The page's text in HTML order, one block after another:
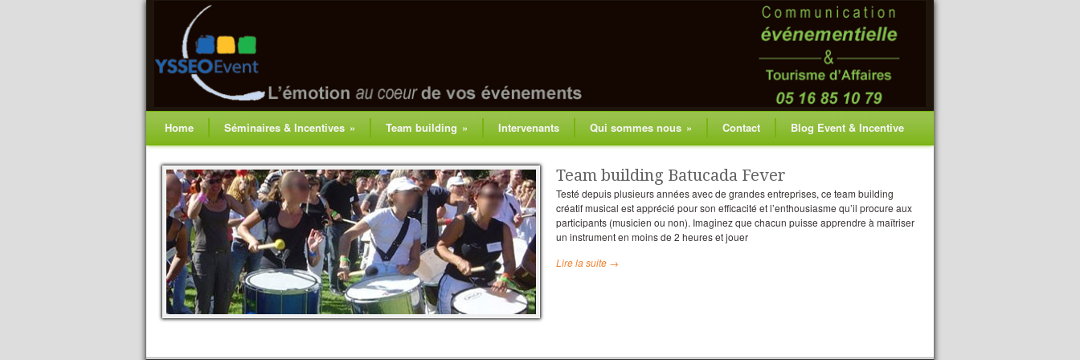
Home Séminaires & Incentives » Team building » Intervenants Qui sommes nous » Contact Blog Event & Incentive
Team building Batucada Fever
Testé depuis plusieurs années avec de grandes entreprises, ce team building
créatif musical est apprécié pour son efficacité et l’enthousiasme qu’il procure aux
participants (musicien ou non). Imaginez que chacun puisse apprendre à maîtriser
un instrument en moins de 2 heures et jouer
Lire la suite →